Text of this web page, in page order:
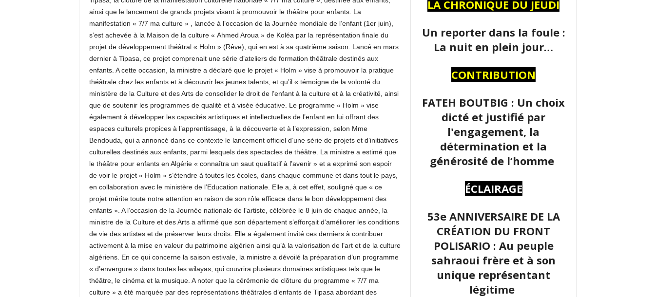
ainsi que le lancement de grands projets visant à promouvoir le théâtre pour enfants. La
manifestation « 7/7 ma culture » , lancée à l’occasion de la Journée mondiale de l’enfant (1er juin),
s’est achevée à la Maison de la culture « Ahmed Aroua » de Koléa par la représentation finale du
projet de développement théâtral « Holm » (Rêve), qui en est à sa quatrième saison. Lancé en mars
dernier à Tipasa, ce projet comprenait une série d’ateliers de formation théâtrale destinés aux
enfants. A cette occasion, la ministre a déclaré que le projet « Holm » vise à promouvoir la pratique
théâtrale chez les enfants et à découvrir les jeunes talents, et qu’il « témoigne de la volonté du
ministère de la Culture et des Arts de consolider le droit de l’enfant à la culture et à la créativité, ainsi
que de soutenir les programmes de qualité et à visée éducative. Le programme « Holm » vise
également à développer les capacités artistiques et intellectuelles de l’enfant en lui offrant des
espaces culturels propices à l’apprentissage, à la découverte et à l’expression, selon Mme
Bendouda, qui a annoncé dans ce contexte le lancement officiel d’une série de projets et d’initiatives
culturelles destinés aux enfants, parmi lesquels des spectacles de théâtre. La ministre a estimé que
le théâtre pour enfants en Algérie « connaîtra un saut qualitatif à l’avenir » et a exprimé son espoir
de voir le projet « Holm » s’étendre à toutes les écoles, dans chaque commune et dans tout le pays,
en collaboration avec le ministère de l’Education nationale. Elle a, à cet effet, souligné que « ce
projet mérite toute notre attention en raison de son rôle efficace dans le bon développement des
enfants ». A l’occasion de la Journée nationale de l’artiste, célébrée le 8 juin de chaque année, la
ministre de la Culture et des Arts a affirmé que son département s’efforçait d’améliorer les conditions
de vie des artistes et de préserver leurs droits. Elle a également invité ces derniers à contribuer
activement à la mise en valeur du patrimoine algérien ainsi qu’à la valorisation de l’art et de la culture
algériens. En ce qui concerne la saison estivale, la ministre a dévoilé la préparation d’un programme
« d’envergure » dans toutes les wilayas, qui couvrira plusieurs domaines artistiques tels que le
théâtre, le cinéma et la musique. A noter que la cérémonie de clôture du programme « 7/7 ma
culture » a été marquée par des représentations théâtrales d’enfants de Tipasa abordant des
LA CHRONIQUE DU JEUDI
Un reporter dans la foule :
La nuit en plein jour…
CONTRIBUTION
FATEH BOUTBIG : Un choix
dicté et justifié par
l'engagement, la
détermination et la
générosité de l’homme
ÉCLAIRAGE
53e ANNIVERSAIRE DE LA
CRÉATION DU FRONT
POLISARIO : Au peuple
sahraoui frère et à son
unique représentant
légitime